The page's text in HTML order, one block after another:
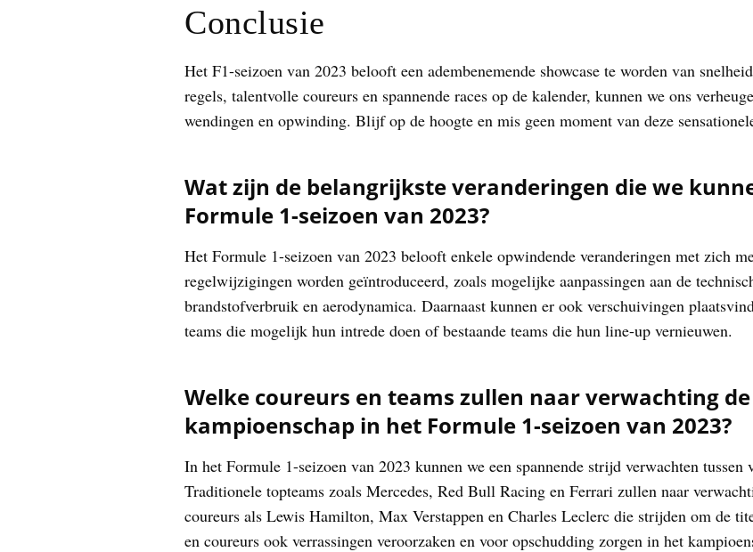
Conclusie
Het F1-seizoen van 2023 belooft een adembenemende showcase te worden van
regels, talentvolle coureurs en spannende races op de kalender, kunnen we ons
wendingen en opwinding. Blijf op de hoogte en mis geen moment van deze
Wat zijn de belangrijkste veranderingen die we
Formule 1-seizoen van 2023?
Het Formule 1-seizoen van 2023 belooft enkele opwindende veranderingen met zich
regelwijzigingen worden geïntroduceerd, zoals mogelijke aanpassingen aan de
brandstofverbruik en aerodynamica. Daarnaast kunnen er ook verschuivingen
teams die mogelijk hun intrede doen of bestaande teams die hun line-up vernieuwen.
Welke coureurs en teams zullen naar verwachting
kampioenschap in het Formule 1-seizoen van 2023?
In het Formule 1-seizoen van 2023 kunnen we een spannende strijd verwachten tussen
Traditionele topteams zoals Mercedes, Red Bull Racing en Ferrari zullen naar
coureurs als Lewis Hamilton, Max Verstappen en Charles Leclerc die strijden om de
en coureurs ook verrassingen veroorzaken en voor opschudding zorgen in het